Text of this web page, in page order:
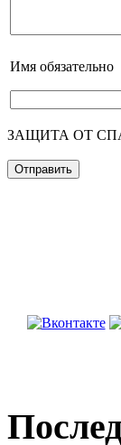
Имя обязательно
ЗАЩИТА ОТ